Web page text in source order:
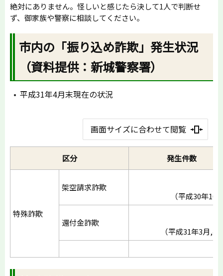
絶対にありません。怪しいと感じたら決して1人で判断せ
ず、御家族や警察に相談してください。
市内の「振り込め詐欺」発生状況
（資料提供：新城警察署）
平成31年4月末現在の状況
画面サイズに合わせて閲覧
区分 発生件数
特殊詐欺
架空請求詐欺
（平成30年10
還付金詐欺
（平成31年3月,4